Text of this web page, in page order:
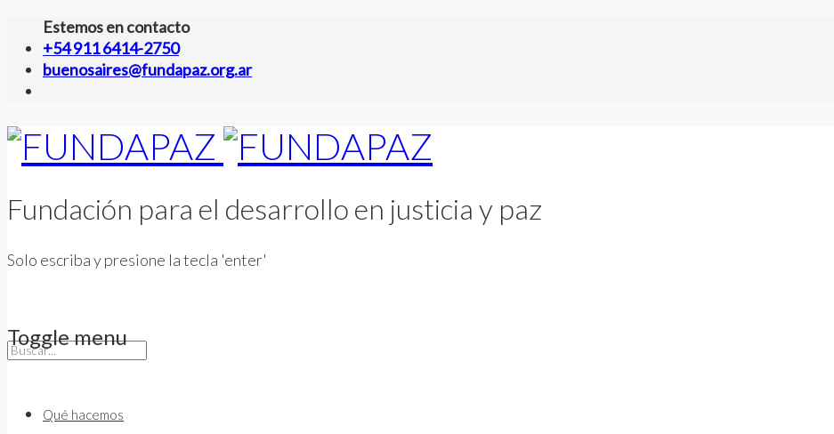
Estemos en contacto
+54 911 6414-2750
buenosaires@fundapaz.org.ar
Fundación para el desarrollo en justicia y paz
Solo escriba y presione la tecla 'enter'
Toggle menu
contentQué hacemos